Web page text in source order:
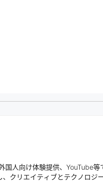
国人向け体験提供、YouTube等
クリエイティブとテクノロジ